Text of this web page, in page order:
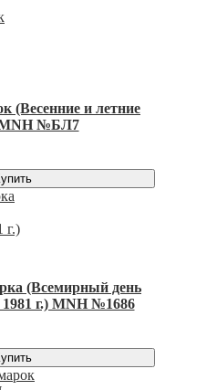
(Весенние и летние
№БЛ7
(Всемирный день
г.) MNH №1686